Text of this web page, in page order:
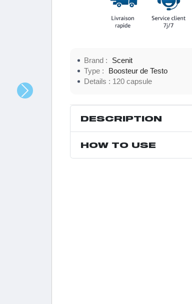
Brand :
Scenit
Type :
Boosteur de Testo
Details :
120 capsule
DESCRIPTION
HOW TO USE